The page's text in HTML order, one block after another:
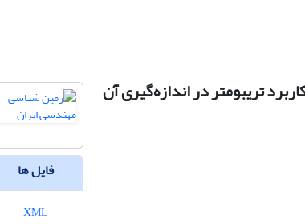
تریبومتر در اندازه‌گیری آن
فایل ها